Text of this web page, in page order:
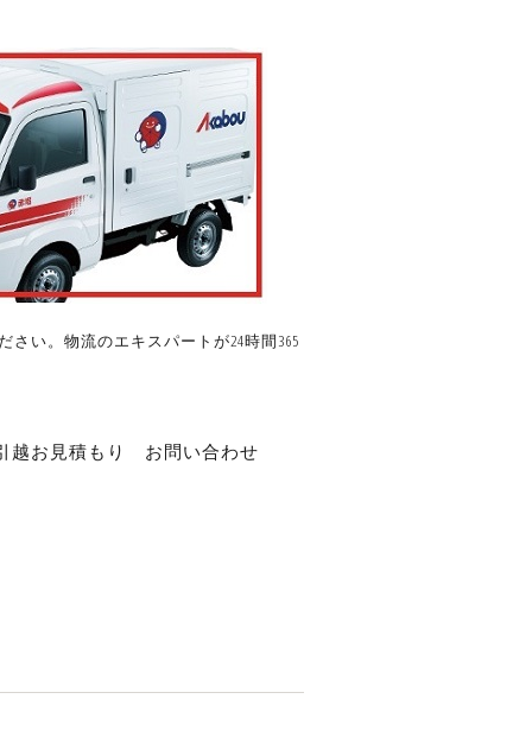
い。物流のエキスパートが24時間365
越お見積もり
お問い合わせ